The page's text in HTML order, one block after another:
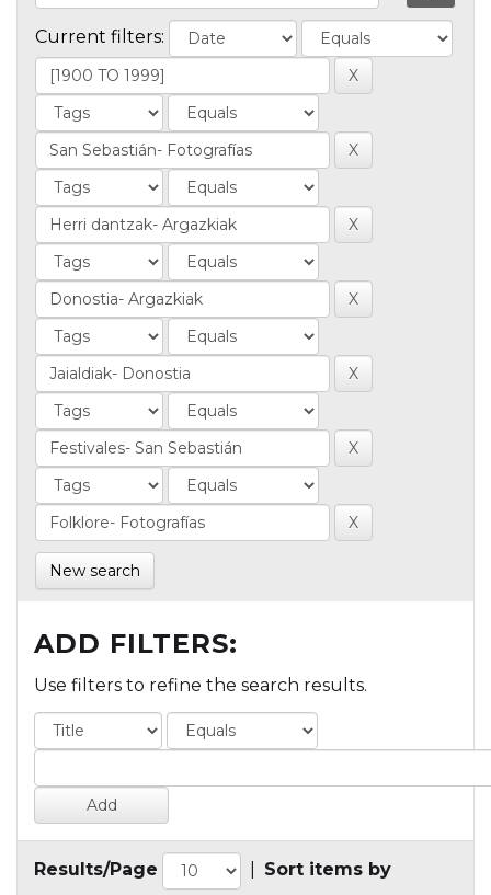
Current filters:
New search
ADD FILTERS:
Use filters to refine the search results.
Results/Page Sort items by